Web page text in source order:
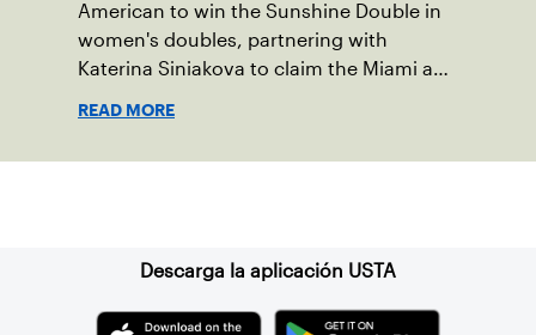
American to win the Sunshine Double in
women's doubles, partnering with
Katerina Siniakova to claim the Miami and
READ MORE
Descarga la aplicación USTA